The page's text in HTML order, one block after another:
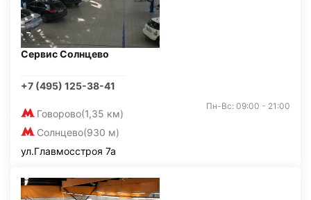
Сервис Солнцево
+7 (495) 125-38-41
Говорово(1,35 км)
Солнцево(930 м)
Пн-Вс: 09:00 - 21:00
ул.Главмосстроя 7а